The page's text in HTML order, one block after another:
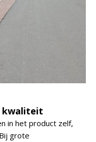
kwaliteit
in het product zelf,
grote